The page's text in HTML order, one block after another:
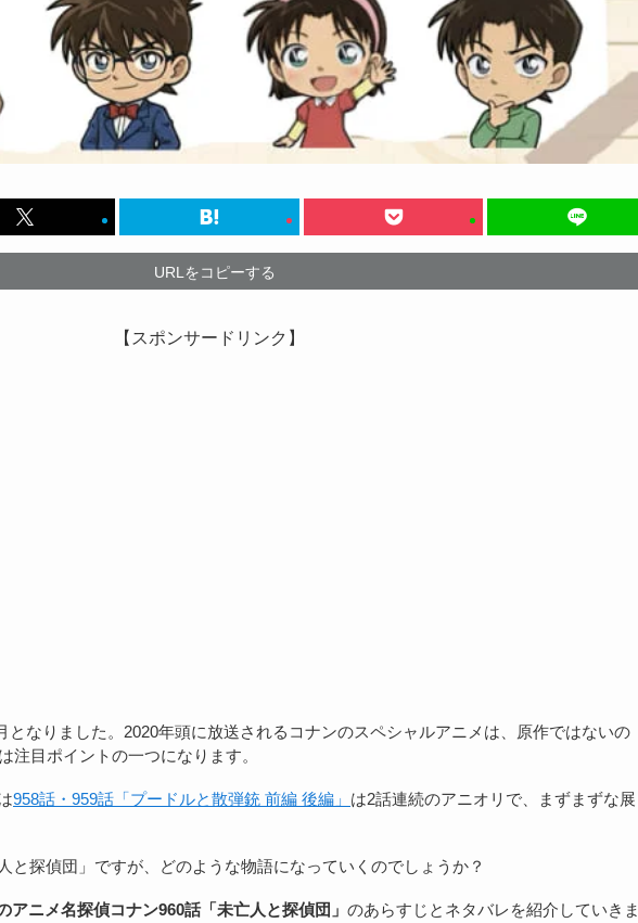
URLをコピーする
【スポンサードリンク】
となりました。2020年頭に放送されるコナンのスペシャルアニメは、原作ではないの
目ポイントの一つになります。
958話・959話「プードルと散弾銃 前編 後編」 は2話連続のアニオリで、まずまずな展
と探偵団」ですが、どのような物語になっていくのでしょうか？
アニメ名探偵コナン960話「未亡人と探偵団」 のあらすじとネタバレを紹介していきま